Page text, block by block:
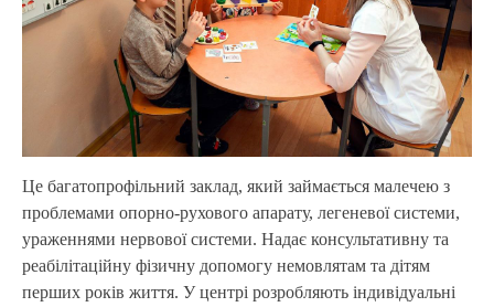
Це багатопрофільний заклад, який займається малечею з
проблемами опорно-рухового апарату, легеневої системи,
ураженнями нервової системи. Надає консультативну та
реабілітаційну фізичну допомогу немовлятам та дітям
перших років життя. У центрі розробляють індивідуальні